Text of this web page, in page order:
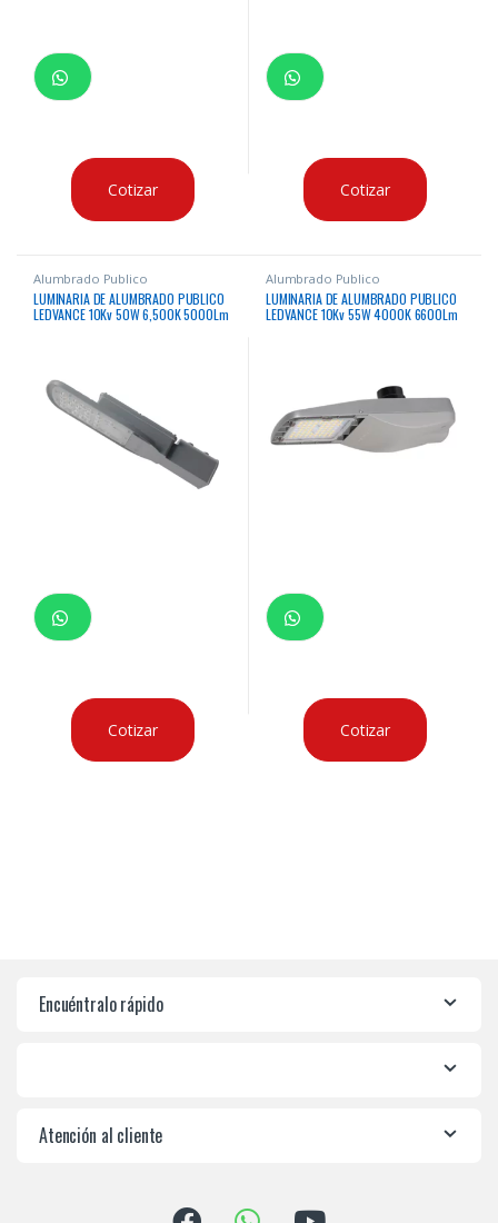
Cotizar Cotizar
Alumbrado Publico
LUMINARIA DE ALUMBRADO PUBLICO
LEDVANCE 10Kv 50W 6,500K 5000Lm
Cotizar
Alumbrado Publico
LUMINARIA DE ALUMBRADO PUBLICO
LEDVANCE 10Kv 55W 4000K 6600Lm
Cotizar
Encuéntralo rápido
Atención al cliente